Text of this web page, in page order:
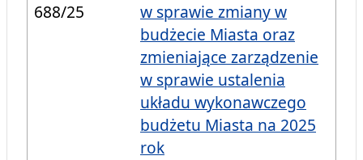
688/25
w sprawie zmiany w
budżecie Miasta oraz
zmieniające zarządzenie
w sprawie ustalenia
układu wykonawczego
budżetu Miasta na 2025
rok